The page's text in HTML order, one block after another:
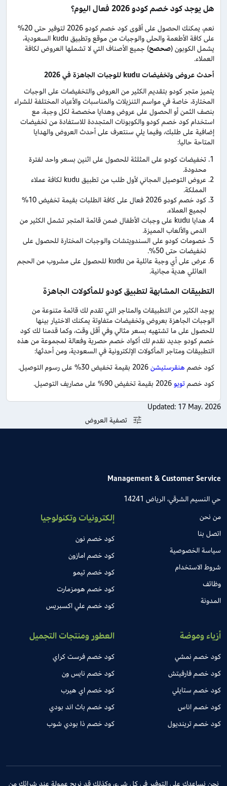
هل يوجد كود خصم كودو 2026 فعال اليوم؟
نعم، يمكنك الحصول على أقوى كود خصم كودو 2026 لتوفير حتى 20%
على كافة الأطعمة والحلى والوجبات من موقع وتطبيق kudu السعودية،
يشمل الكوبون (صحصح) جميع الأصناف التي لا تشملها العروض لكافة
العملاء.
أحدث عروض وتخفيضات
للوجبات الجاهزة في 2026
يتميز متجر كودو بتقديم الكثير من العروض والتخفيضات على الوجبات
المختارة، خاصة في مواسم التنزيلات والمناسبات والأعياد المختلفة للشراء
بنصف الثمن أو الحصول على عروض وهدايا مخصصة لكل وجبة، مع
استخدام كود خصم كودو والكوبونات المتجددة للاستفادة من تخفيضات
إضافية على طلبك، وفيما يلي سنتعرف على أحدث العروض والهدايا
المتاحة حاليا:
تخفيضات كودو على المثلثة للحصول على اثنين بسعر واحد لفترة
محدودة.
عروض التوصيل المجاني لأول طلب من تطبيق kudu لكافة عملاء
المملكة.
كود خصم كودو 2026 فعال على كافة الطلبات بقيمة تخفيض 10%
لجميع العملاء.
هدايا kudu على وجبات الأطفال ضمن قائمة المتجر تشمل الكثير من
الدمى والألعاب المميزة.
خصومات كودو على السندويتشات والوجبات المختارة للحصول على
تخفيضات حتى 50%.
عرض على أي وجبة عائلية من kudu للحصول على مشروب من الحجم
العائلي هدية مجانية.
التطبيقات المشابهة لتطبيق كودو للمأكولات الجاهزة
يوجد الكثير من التطبيقات والمتاجر التي تقدم لك قائمة متنوعة من
الوجبات الجاهزة بعروض وتخفيضات متفاوتة يمكنك الاختيار بينها
للحصول على ما تشتهيه بسعر مثالي وفي أقل وقت، وكما قدمنا لك كود
خصم كودو جديد نقدم لك أكواد خصم حصرية وفعالة لمجموعة من هذه
التطبيقات ومتاجر المأكولات الإلكترونية في السعودية، ومن أحدثها:
كود خصم هنقرستيشن
كود خصمتويو
Updated: 17 May، 2026
تصفية العروض
Management & Customer Service
حي النسيم الشرقي، الرياض 14241
من نحن
اتصل بنا
سياسة الخصوصية
شروط الاستخدام
وظائف
المدونة
إلكترونيات وتكنولوجيا
كود خصم نون
كود خصم امازون
كود خصم تيمو
كود خصم هومزمارت
كود خصم علي اكسبريس
أزياء وموضة
كود خصم نمشي
كود خصم فارفيتش
كود خصم ستايلي
كود خصم اناس
كود خصم ترينديول
العطور ومنتجات التجميل
كود خصم فرست كراي
كود خصم نايس ون
كود خصم اي هيرب
كود خصم باث اند بودي
كود خصم ذا بودي شوب
نحن نساعدك على التوفير في كل شيء، وكذلك قد نربح عمولة عند شرائك من